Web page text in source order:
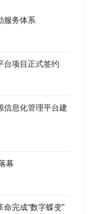
服务体系
台项目正式签约
信息化管理平台建
幕
完成“数字蝶变”